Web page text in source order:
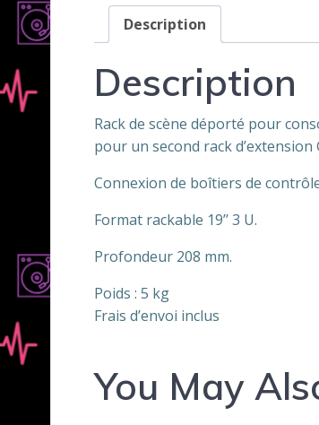
Description
Description
Rack de scène déporté pour
pour un second rack d’extension
Connexion de boîtiers de
Format rackable 19’’ 3 U.
Profondeur 208 mm.
Poids : 5 kg
Frais d’envoi inclus
You May